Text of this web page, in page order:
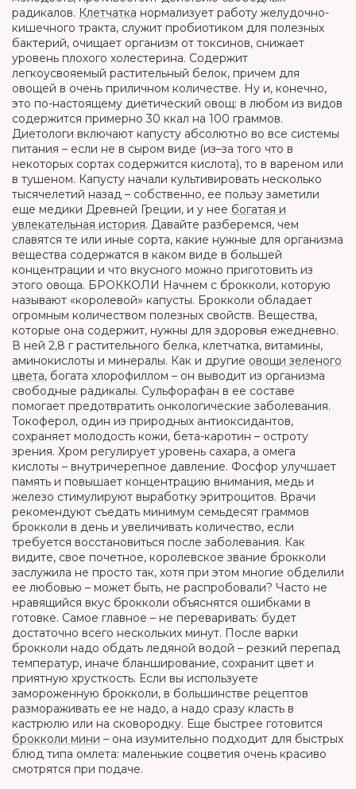
радикалов. Клетчатка нормализует работу желудочно-
кишечного тракта, служит пробиотиком для полезных
бактерий, очищает организм от токсинов, снижает
уровень плохого холестерина. Содержит
легкоусвояемый растительный белок, причем для
овощей в очень приличном количестве. Ну и, конечно,
это по-настоящему диетический овощ: в любом из видов
содержится примерно 30 ккал на 100 граммов.
Диетологи включают капусту абсолютно во все системы
питания – если не в сыром виде (из–за того что в
некоторых сортах содержится кислота), то в вареном или
в тушеном. Капусту начали культивировать несколько
тысячелетий назад – собственно, ее пользу заметили
еще медики Древней Греции, и у нее богатая и
увлекательная история. Давайте разберемся, чем
славятся те или иные сорта, какие нужные для организма
вещества содержатся в каком виде в большей
концентрации и что вкусного можно приготовить из
этого овоща. БРОККОЛИ Начнем с брокколи, которую
называют «королевой» капусты. Брокколи обладает
огромным количеством полезных свойств. Вещества,
которые она содержит, нужны для здоровья ежедневно.
В ней 2,8 г растительного белка, клетчатка, витамины,
аминокислоты и минералы. Как и другие овощи зеленого
цвета, богата хлорофиллом – он выводит из организма
свободные радикалы. Сульфорафан в ее составе
помогает предотвратить онкологические заболевания.
Токоферол, один из природных антиоксидантов,
сохраняет молодость кожи, бета-каротин – остроту
зрения. Хром регулирует уровень сахара, а омега
кислоты – внутричерепное давление. Фосфор улучшает
память и повышает концентрацию внимания, медь и
железо стимулируют выработку эритроцитов. Врачи
рекомендуют съедать минимум семьдесят граммов
брокколи в день и увеличивать количество, если
требуется восстановиться после заболевания. Как
видите, свое почетное, королевское звание брокколи
заслужила не просто так, хотя при этом многие обделили
ее любовью – может быть, не распробовали? Часто не
нравящийся вкус брокколи объяснятся ошибками в
готовке. Самое главное – не переваривать: будет
достаточно всего нескольких минут. После варки
брокколи надо обдать ледяной водой – резкий перепад
температур, иначе бланширование, сохранит цвет и
приятную хрусткость. Если вы используете
замороженную брокколи, в большинстве рецептов
размораживать ее не надо, а надо сразу класть в
кастрюлю или на сковородку. Еще быстрее готовится
брокколи мини – она изумительно подходит для быстрых
блюд типа омлета: маленькие соцветия очень красиво
смотрятся при подаче.